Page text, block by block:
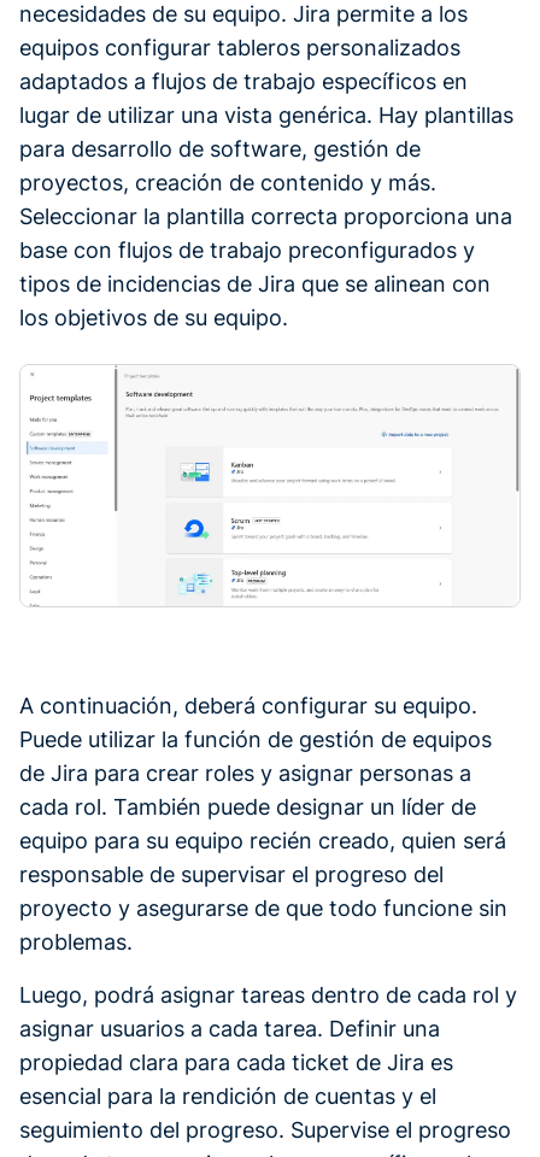
necesidades de su equipo. Jira permite a los
equipos configurar tableros personalizados
adaptados a flujos de trabajo específicos en
lugar de utilizar una vista genérica. Hay plantillas
para desarrollo de software, gestión de
proyectos, creación de contenido y más.
Seleccionar la plantilla correcta proporciona una
base con flujos de trabajo preconfigurados y
tipos de incidencias de Jira que se alinean con
los objetivos de su equipo.
A continuación, deberá configurar su equipo.
Puede utilizar la función de gestión de equipos
de Jira para crear roles y asignar personas a
cada rol. También puede designar un líder de
equipo para su equipo recién creado, quien será
responsable de supervisar el progreso del
proyecto y asegurarse de que todo funcione sin
problemas.
Luego, podrá asignar tareas dentro de cada rol y
asignar usuarios a cada tarea. Definir una
propiedad clara para cada ticket de Jira es
esencial para la rendición de cuentas y el
seguimiento del progreso. Supervise el progreso